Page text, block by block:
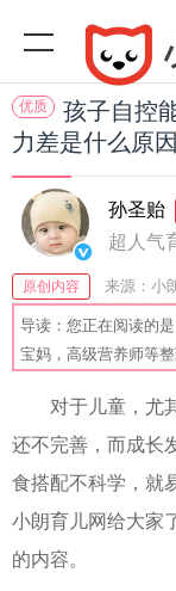
优质
孩子自控
力差是什么原因
孙圣贻
超人气
原创内容 来源：小
收藏：58 分享：49
导读：您正在阅读的
宝妈，高级营养师等整
对于儿童，尤
还不完善，而成长
食搭配不科学，就
小朗育儿网给大家
的内容。